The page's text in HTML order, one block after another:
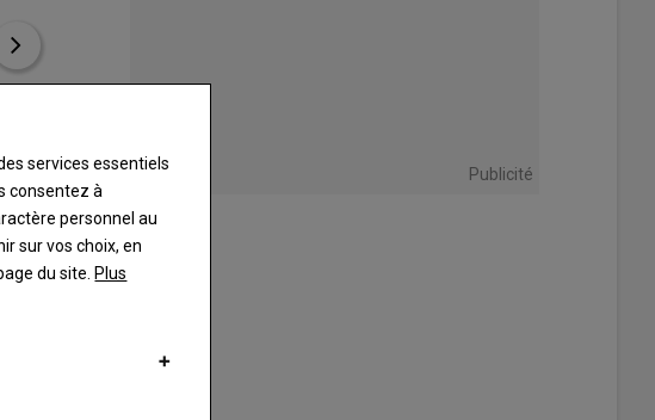
à lieu
© jean yves chauveau
Publicité
services essentiels
consentez à
personnel au
sur vos choix, en
du site. Plus